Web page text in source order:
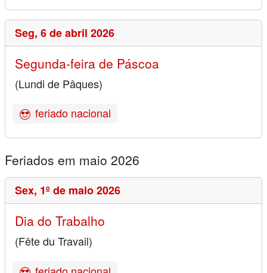
Seg, 6 de abril 2026
Segunda-feira de Páscoa
(Lundi de Pâques)
feriado nacional
Feriados em maio 2026
Sex, 1º de maio 2026
Dia do Trabalho
(Fête du Travail)